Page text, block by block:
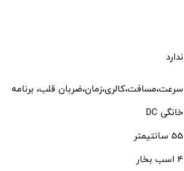
ندارد
سرعت،مسافت،کالری،زمان،ضربان قلب، برنامه
خانگی DC
55 سانتیمتر
4 اسب بخار